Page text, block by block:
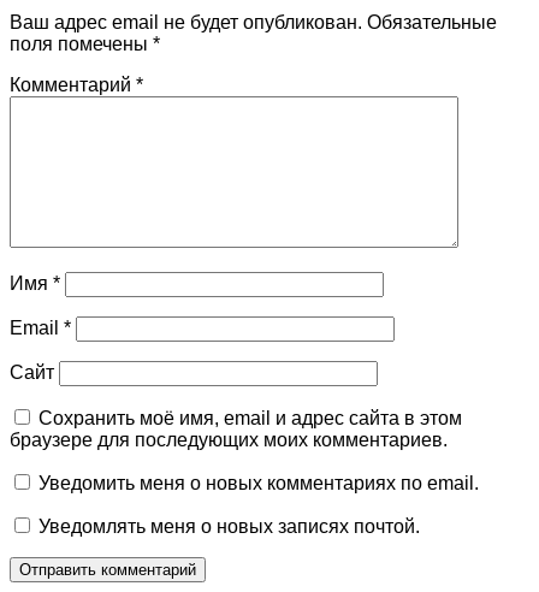
Ваш адрес email не будет опубликован. Обязательные
поля помечены *
Комментарий *
Имя *
Email *
Сайт
Сохранить моё имя, email и адрес сайта в этом
браузере для последующих моих комментариев.
Уведомить меня о новых комментариях по email.
Уведомлять меня о новых записях почтой.